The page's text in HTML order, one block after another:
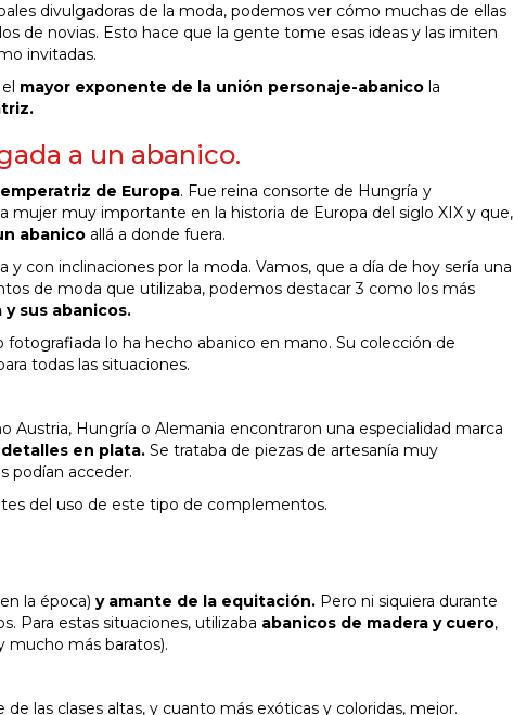
divulgadoras de la moda, podemos ver cómo muchas de ellas
de novias. Esto hace que la gente tome esas ideas y las imiten
invitadas.
mayor exponente de la unión personaje-abanico la
a un abanico.
de Europa. Fue reina consorte de Hungría y
mujer muy importante en la historia de Europa del siglo XIX y que,
abanico allá a donde fuera.
con inclinaciones por la moda. Vamos, que a día de hoy sería una
de moda que utilizaba, podemos destacar 3 como los más
sus abanicos.
lo ha hecho abanico en mano. Su colección de
todas las situaciones.
Austria, Hungría o Alemania encontraron una especialidad marca
en plata. Se trataba de piezas de artesanía muy
podían acceder.
del uso de este tipo de complementos.
la época) y amante de la equitación. Pero ni siquiera durante
Para estas situaciones, utilizaba abanicos de madera y cuero,
mucho más baratos).
las clases altas, y cuanto más exóticas y coloridas, mejor.